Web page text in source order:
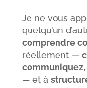
Je ne vous
quelqu’un
comprendre
réellement —
— et à